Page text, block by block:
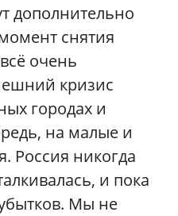
дополнительно
снятия
очень
кризис
городах и
на малые и
Россия никогда
и пока
Мы не